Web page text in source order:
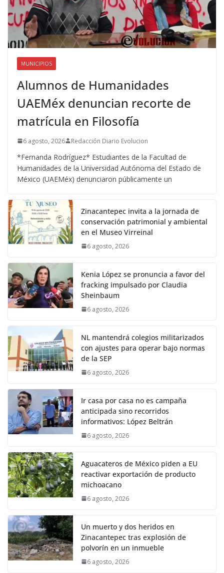
MUNICIPIOS
Alumnos de Humanidades
UAEMéx denuncian recorte de
matrícula en Filosofía
6 agosto, 2026 Redacción Diario Evolucion
*Fernanda Rodríguez* Estudiantes de la Facultad de
Humanidades de la Universidad Autónoma del Estado de
México (UAEMéx) denunciaron públicamente un
Zinacantepec invita a la jornada de
conservación patrimonial y ambiental
en el Museo Virreinal
6 agosto, 2026
Kenia López se pronuncia a favor del
fracking impulsado por Claudia
Sheinbaum
6 agosto, 2026
NL mantendrá colegios militarizados
con ajustes para operar bajo normas
de la SEP
6 agosto, 2026
Ir casa por casa no es campaña
anticipada sino recorridos
informativos: López Beltrán
6 agosto, 2026
Aguacateros de México piden a EU
reactivar exportación de producto
michoacano
6 agosto, 2026
Un muerto y dos heridos en
Zinacantepec tras explosión de
polvorín en un inmueble
6 agosto, 2026